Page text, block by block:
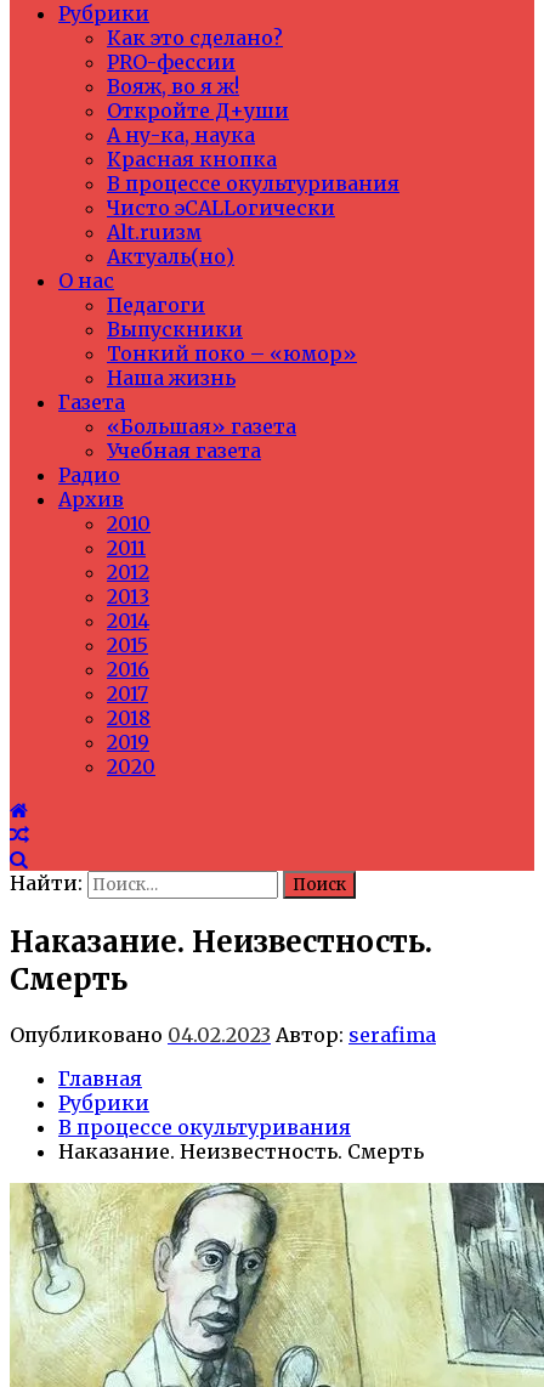
Рубрики
Как это сделано?
PRO-фессии
Вояж, во я ж!
Откройте Д+уши
А ну-ка, наука
Красная кнопка
В процессе окультуривания
Чисто эCALLогически
Alt.ruизм
Актуаль(но)
О нас
Педагоги
Выпускники
Тонкий поко – «юмор»
Наша жизнь
Газета
«Большая» газета
Учебная газета
Радио
Архив
2010
2011
2012
2013
2014
2015
2016
2017
2018
2019
2020
Найти:
Наказание. Неизвестность.
Смерть
Опубликовано 04.02.2023 Автор: serafima
Главная
Рубрики
В процессе окультуривания
Наказание. Неизвестность. Смерть